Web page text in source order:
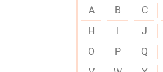
A B C
H
I J
O
P Q